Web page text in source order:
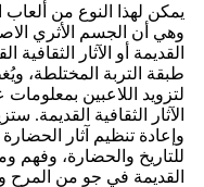
يمكن لهذا النوع من
وهي أن الجسم الأثري
القديمة أو الآثار
طبقة التربة المختلطة،
لتزويد اللاعبين
الآثار الثقافية القديمة.
وإعادة تنظيم آثار
للتاريخ والحضارة، وفهم
القديمة في جو من المرح